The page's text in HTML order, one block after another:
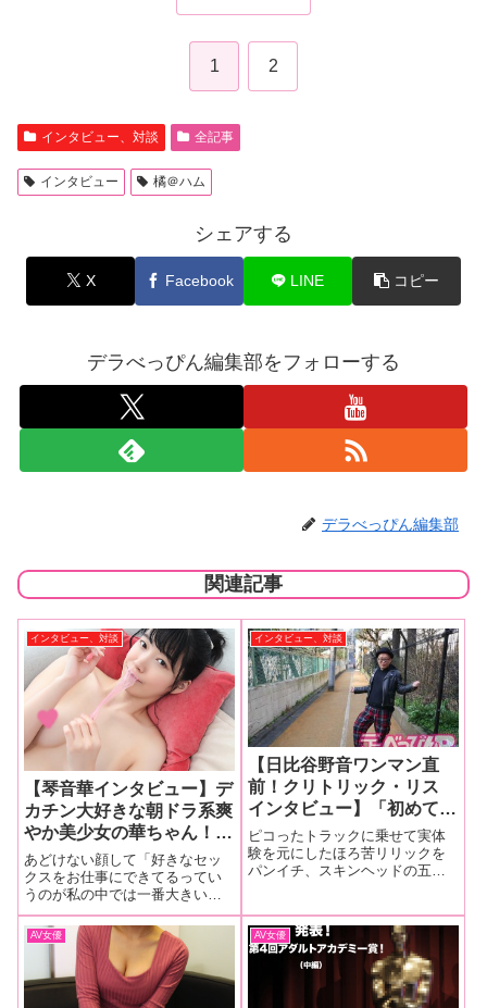
1 2
インタビュー、対談 全記事
インタビュー 橘＠ハム
シェアする
X Facebook LINE コピー
デラべっぴん編集部をフォローする
デラべっぴん編集部
関連記事
インタビュー、対談
【琴音華インタビュー】デ
カチン大好きな朝ドラ系爽
やか美少女の華ちゃん！
「ウキウキしてますし、撮
影中もカメラが回ってない
所でも監督の前で“気持ち
いい～ッ”て、いつも言っ
てます(笑)」【後編】
あどけない顔して「好きなセッ
クスをお仕事にできてるってい
うのが私の中では一番大きいで
す」と語る琴音華ちゃん。最新
作で「童貞筆おろし」を初めて
経験し、その楽しさをハイテン
ションで語ってくれたよ！初体
験ドキュメント！童貞クンがイ
ッてるのに筆下ろ
インタビュー、対談
【日比谷野音ワンマン直
前！クリトリック・リス
インタビュー】「初めての
セックスは童貞を悟られな
いように、いきなりフェラ
させてクンニして駅弁ファ
ですよ！ そしたら、ブチ
切れられました…」後編
ピコったトラックに乗せて実体
験を元にしたほろ苦リリックを
パンイチ、スキンヘッドの五十
家から熱狂的支持を獲る関西ス
カムの秘密兵器クリトリック・
リスことスギム。巷で話題の最
新MVからニュー
AV女優 AV女優